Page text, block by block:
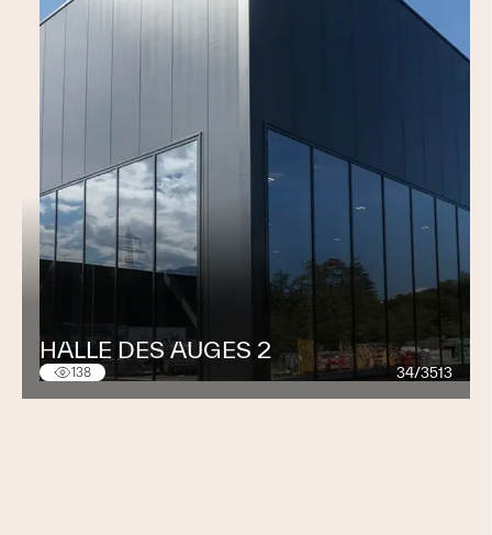
Notre entreprise attache une grande importance à la
qualité du montage de ces produits. C'est pourquoi elle
Le montage
Notre équipe de monteurs expérimentés que nous
formons depuis des années aux métiers de la cloison,
des faux plafonds et des faux planchers permet une
qualité de montage parfaite, soucieux de la qualité de
la relation avec nos clients.
Nos valeurs
M+M Montage et Maintenance SA est l’une des rares
HALLE DES AUGES 2
138 34/3513